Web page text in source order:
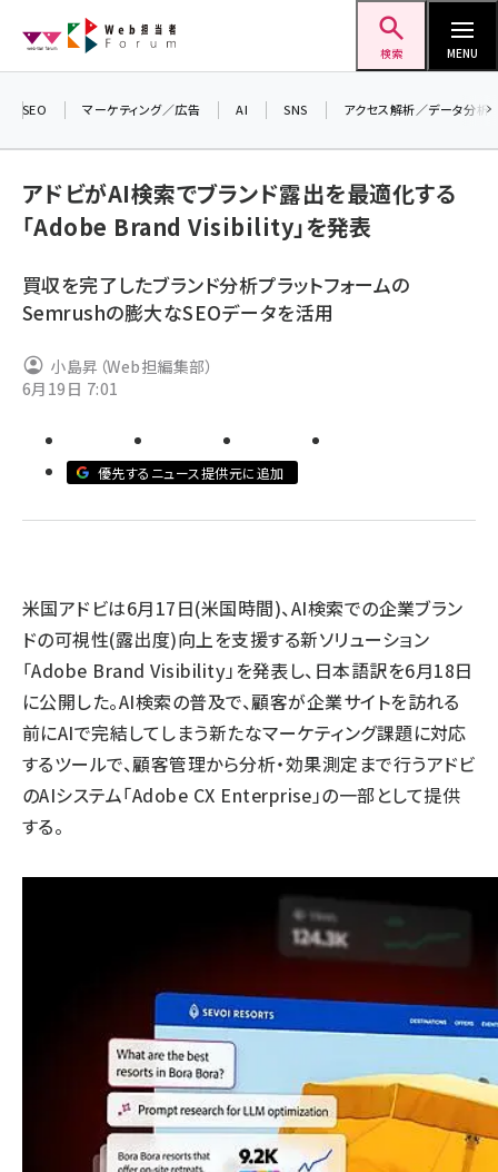
ン
検索 MENU
ai (2827)
note (2323)
z世代 (1632)
SEO マーケティング／広告 AI SNS アクセス解析／データ分析
アドビがAI検索でブランド露出を最適化する
「Adobe Brand Visibility」を発表
買収を完了したブランド分析プラットフォームの
Semrushの膨大なSEOデータを活用
小島昇（Web担編集部）
6月19日 7:01
優先するニュース提供元に追加
米国アドビは6月17日(米国時間)、AI検索での企業ブラン
ドの可視性(露出度)向上を支援する新ソリューション
「Adobe Brand Visibility」を発表し、日本語訳を6月18日
に公開した。AI検索の普及で、顧客が企業サイトを訪れる
前にAIで完結してしまう新たなマーケティング課題に対応
するツールで、顧客管理から分析・効果測定まで行うアドビ
のAIシステム「Adobe CX Enterprise」の一部として提供
する。